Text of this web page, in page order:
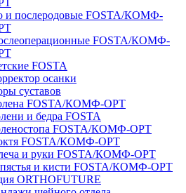
и послеродовые FOSTA/КОМФ-
FOSTA/КОМФ-
FOSTA
осанки
суставов
FOSTA/КОМФ-ОРТ
и бедра FOSTA
FOSTA/КОМФ-ОРТ
FOSTA/КОМФ-ОРТ
и руки FOSTA/КОМФ-ОРТ
и кисти FOSTA/КОМФ-ОРТ
ORTHOFUTURE